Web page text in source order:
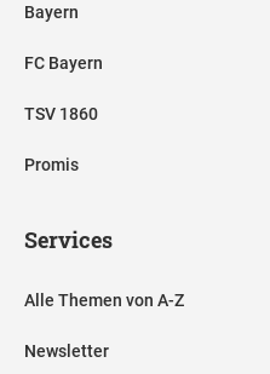
Bayern
FC Bayern
TSV 1860
Promis
Services
Alle Themen von A-Z
Newsletter